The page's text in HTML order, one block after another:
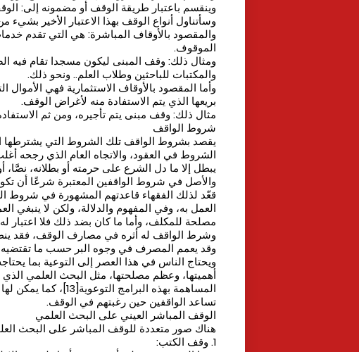
وينقسم باعتبار طريقة الوقف أو مضمونه إلى:
وسأتناول أنواع الوقف بهذا الاعتبار الأخير
والمقصود بالأوقاف المباشرة: هي التي تقدم
الموقوف.
ومثال ذلك: وقف المبنى ليكون مسجدا تقام فيه
والمكتبات للباحثين وطلاب العلم.. ونحو ذلك.
وأما المقصود بالأوقاف الاستثمارية فهي الأموال
بريعها الذي يتم الاستفادة منه لأغراض الوقف.
مثال ذلك: وقف مبنى يتم تأجيره، ومن ثم
شروط الواقف
يقصد بشروط الواقف تلك الشروط التي يشترطها
الشروط في العقود، والاتجاه العام الذي رجحه
يبطل إلا ما دل الشرع على حرمته أو بطلانه، نصَّا،
والأصل في شروط الواقفين المعتبرة شرعًا أن
العمل به، وفي المفهوم والدلالة، ولكن لا
مصلحة للمكلف، وأما ما كان بضد ذلك فلا اعتبار
وشرط الواقف له أثره في مصارف الوقف، فقد
وقد يعمم المصرف في وجوه البر حسب ما
ويحتاج الناس في هذا العصر إلى التوعية بما
أهميتها، وعظم مصلحتها، مثل البحث العلمي
المساهمة بهذه
تساعد الواقفين حين رغبتهم في الوقف.
الوقف المباشر العيني على البحث العلمي
هناك صور متعددة للوقف المباشر على البحث العلمي[14]
1. وقف الكتب: